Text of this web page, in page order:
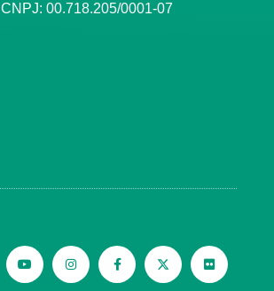
CNPJ: 00.718.205/0001-07